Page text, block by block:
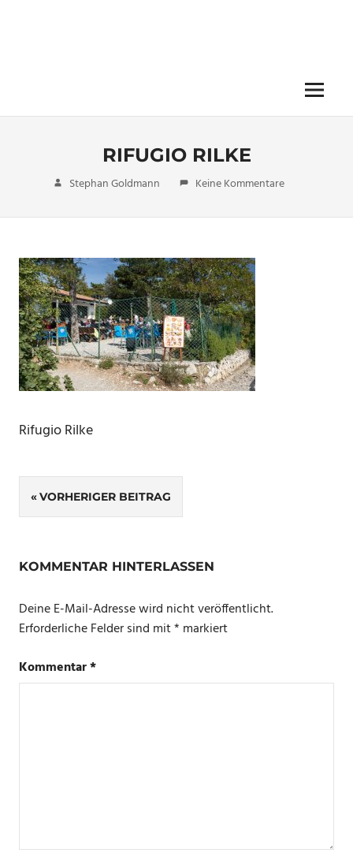
Menü
RIFUGIO RILKE
15. Oktober 2017
Stephan Goldmann Keine Kommentare
Rifugio Rilke
Beitragsnavigation
VORHERIGER BEITRAG
KOMMENTAR HINTERLASSEN
Deine E-Mail-Adresse wird nicht veröffentlicht.
Erforderliche Felder sind mit* markiert
Kommentar*